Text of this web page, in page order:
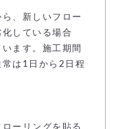
、新しいフロー
している場合
ます。施工期間
は1日から2日程
ーリングを貼る